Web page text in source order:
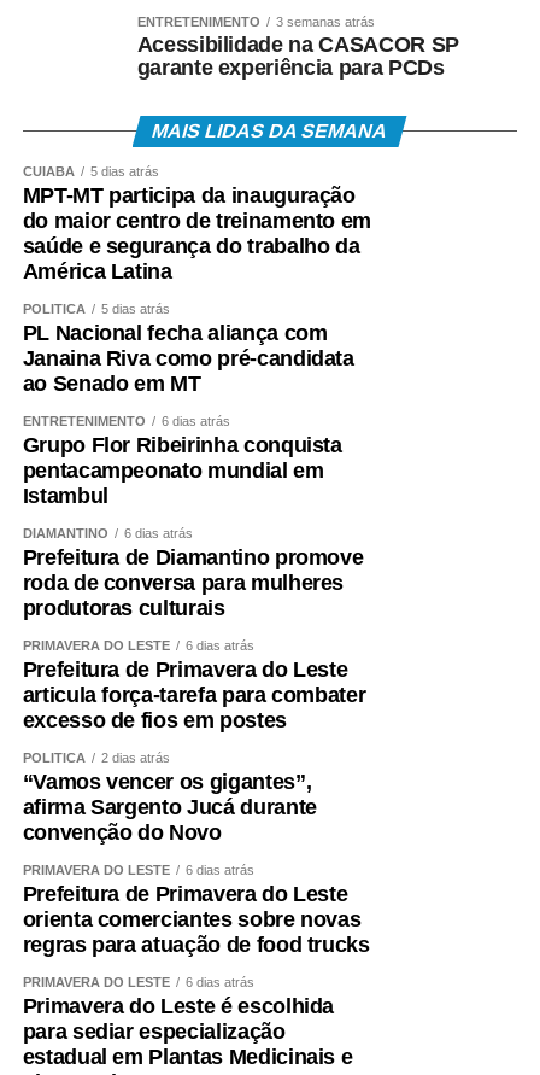
ENTRETENIMENTO 3 semanas atrás
Acessibilidade na CASACOR SP
garante experiência para PCDs
MAIS LIDAS DA SEMANA
CUIABÁ 5 dias atrás
MPT-MT participa da inauguração
do maior centro de treinamento em
saúde e segurança do trabalho da
América Latina
POLÍTICA 5 dias atrás
PL Nacional fecha aliança com
Janaina Riva como pré-candidata
ao Senado em MT
ENTRETENIMENTO 6 dias atrás
Grupo Flor Ribeirinha conquista
pentacampeonato mundial em
Istambul
DIAMANTINO 6 dias atrás
Prefeitura de Diamantino promove
roda de conversa para mulheres
produtoras culturais
PRIMAVERA DO LESTE 6 dias atrás
Prefeitura de Primavera do Leste
articula força-tarefa para combater
excesso de fios em postes
POLÍTICA 2 dias atrás
“Vamos vencer os gigantes”,
afirma Sargento Jucá durante
convenção do Novo
PRIMAVERA DO LESTE 6 dias atrás
Prefeitura de Primavera do Leste
orienta comerciantes sobre novas
regras para atuação de food trucks
PRIMAVERA DO LESTE 6 dias atrás
Primavera do Leste é escolhida
para sediar especialização
estadual em Plantas Medicinais e